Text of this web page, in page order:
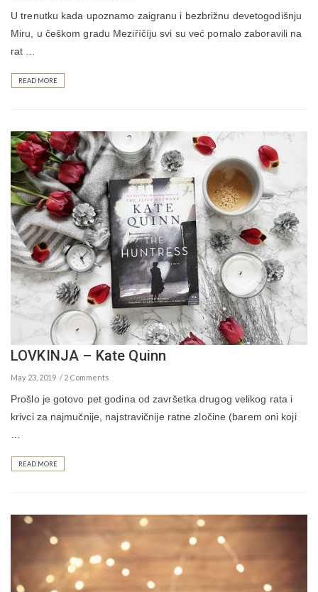
U trenutku kada upoznamo zaigranu i bezbrižnu devetogodišnju
Miru, u češkom gradu Meziříčíju svi su već pomalo zaboravili na
rat …
READ MORE
LOVKINJA – Kate Quinn
May 23, 2019 2 Comments
Prošlo je gotovo pet godina od završetka drugog velikog rata i
krivci za najmučnije, najstravičnije ratne zločine (barem oni koji
READ MORE